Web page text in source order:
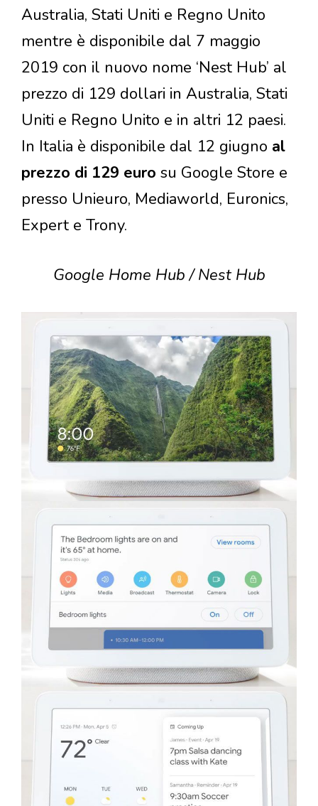
Australia, Stati Uniti e Regno Unito
mentre è disponibile dal 7 maggio
2019 con il nuovo nome ‘Nest Hub’ al
prezzo di 129 dollari in Australia, Stati
Uniti e Regno Unito e in altri 12 paesi.
In Italia è disponibile dal 12 giugno al
prezzo di 129 euro su Google Store e
presso Unieuro, Mediaworld, Euronics,
Expert e Trony.
Google Home Hub / Nest Hub